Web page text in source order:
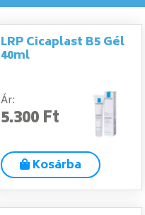
LRP Cicaplast B5 Gél
40ml
Ár:
5.300 Ft
Kosárba